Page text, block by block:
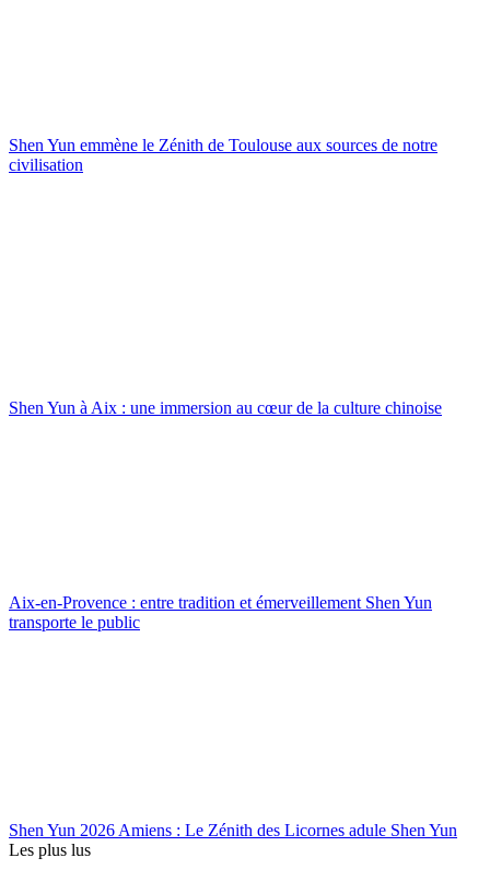
Shen Yun emmène le Zénith de Toulouse aux sources de notre
civilisation
Shen Yun à Aix : une immersion au cœur de la culture chinoise
Aix-en-Provence : entre tradition et émerveillement Shen Yun
transporte le public
Shen Yun 2026 Amiens : Le Zénith des Licornes adule Shen Yun
Les plus lus